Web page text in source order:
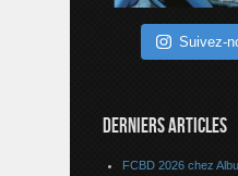
Suivez-
DERNIERS ARTICLES
FCBD 2026 chez